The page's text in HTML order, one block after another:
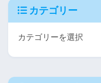
カテゴリー